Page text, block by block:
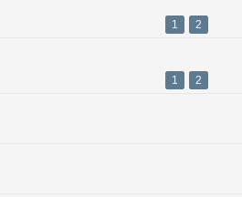
1 2
1 2